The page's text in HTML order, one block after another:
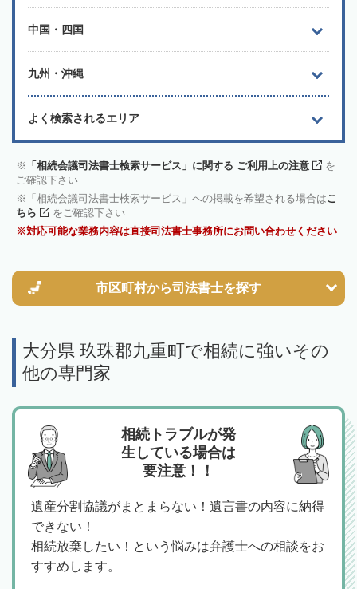
中国・四国
九州・沖縄
よく検索されるエリア
「相続会議司法書士検索サービス」に関する ご利用上の注意
を
ご確認下さい
「相続会議司法書士検索サービス」への掲載を希望される場合はこ
ちら
をご確認下さい
対応可能な業務内容は直接司法書士事務所にお問い合わせください
市区町村から司法書士を探す
大分県 玖珠郡九重町で相続に強いその
他の専門家
相続トラブルが発
生している場合は
要注意！！
遺産分割協議がまとまらない！遺言書の内容に納得
できない！
相続放棄したい！という悩みは弁護士への相談をお
すすめします。